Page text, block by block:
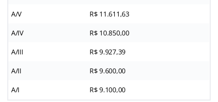
A/V R$ 11.611,63
A/IV R$ 10.850,00
A/III R$ 9.927,39
A/II R$ 9.600,00
A/I R$ 9.100,00